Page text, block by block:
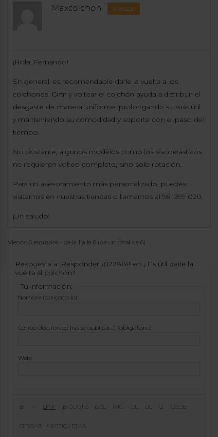
Maxcolchon Invitado
¡Hola, Fernando!
En general, es recomendable darle la vuelta a los
colchones. Girar y voltear el colchón ayuda a distribuir el
desgaste de manera uniforme, prolongando su vida útil
y manteniendo su comodidad y soporte con el paso del
tiempo.
No obstante, algunos modelos como los viscoelásticos
no requieren volteo completo, sino solo rotación.
Para un asesoramiento más personalizado, puedes
visitarnos en nuestras tiendas o llamarnos al 961 399 020.
¡Un saludo!
Viendo 6 entradas - de la 1 a la 6 (de un total de 6)
Respuesta a: Responder #122888 en ¿Es útil darle la
vuelta al colchón?
Tu información:
Nombre (obligatorio):
Correo electrónico (no se publicará) (obligatorio):
Web: